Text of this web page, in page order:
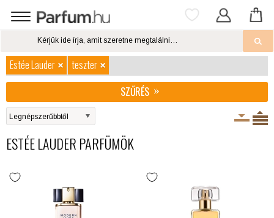
Estée Lauder
teszter
SZŰRÉS
ESTÉE LAUDER PARFÜMÖK